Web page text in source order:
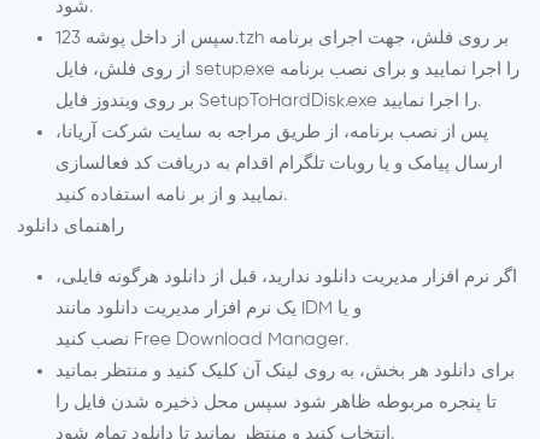
شود.
سپس از داخل پوشه 123.tzh بر روی فلش، جهت اجرای برنامه
از روی فلش، فایل setup.exe را اجرا نمایید و برای نصب برنامه
بر روی ویندوز فایل SetupToHardDisk.exe را اجرا نمایید.
پس از نصب برنامه، از طریق مراجه به سایت شرکت آریانا،
ارسال پیامک و یا روبات تلگرام اقدام به دریافت کد فعالسازی
نمایید و از بر نامه استفاده کنید.
راهنمای دانلود
اگر نرم افزار مدیریت دانلود ندارید، قبل از دانلود هرگونه فایلی،
یک نرم افزار مدیریت دانلود مانند IDM و یا
Free Download Managerنصب کنید.
برای دانلود هر بخش، به روی لینک آن کلیک کنید و منتظر بمانید
تا پنجره مربوطه ظاهر شود سپس محل ذخیره شدن فایل را
انتخاب کنید و منتظر بمانید تا دانلود تمام شود.